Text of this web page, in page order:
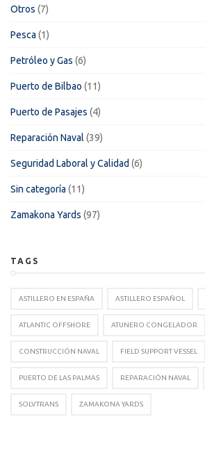
Otros (7)
Pesca (1)
Petróleo y Gas (6)
Puerto de Bilbao (11)
Puerto de Pasajes (4)
Reparación Naval (39)
Seguridad Laboral y Calidad (6)
Sin categoría (11)
Zamakona Yards (97)
TAGS
ASTILLERO EN ESPAÑA ASTILLERO ESPAÑOL
ATLANTIC OFFSHORE ATUNERO CONGELADOR
CONSTRUCCIÓN NAVAL FIELD SUPPORT VESSEL
PUERTO DE LAS PALMAS REPARACIÓN NAVAL
SOLVTRANS ZAMAKONA YARDS